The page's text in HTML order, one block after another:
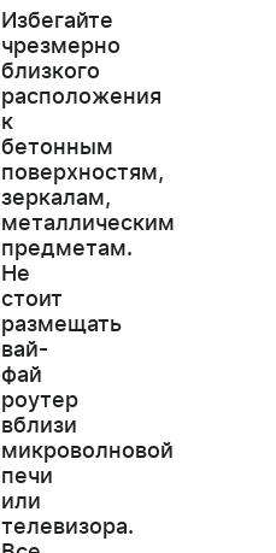
Избегайте
чрезмерно
близкого
расположения
к
бетонным
поверхностям,
зеркалам,
металлическим
предметам.
Не
стоит
размещать
вай-
фай
роутер
вблизи
микроволновой
печи
или
телевизора.